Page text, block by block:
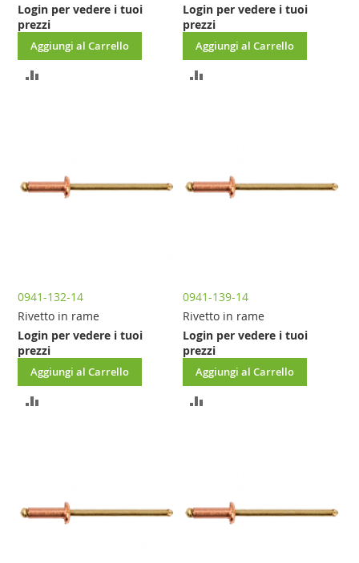
Login per vedere i tuoi
prezzi
Aggiungi al Carrello
AGGIUNGI
Login per vedere i tuoi
prezzi
Aggiungi al Carrello
0941-132-14
Rivetto in rame
Login per vedere i tuoi
prezzi
Aggiungi al Carrello
AGGIUNGI
0941-139-14
Rivetto in rame
Login per vedere i tuoi
prezzi
Aggiungi al Carrello